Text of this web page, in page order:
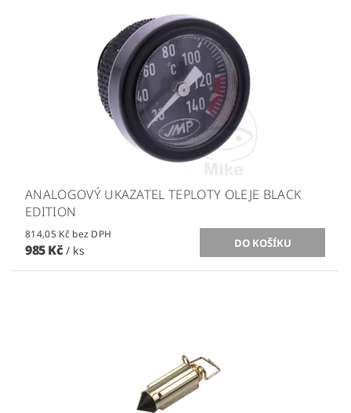
ANALOGOVÝ UKAZATEL TEPLOTY OLEJE BLACK
EDITION
814,05 Kč bez DPH
985 Kč / ks